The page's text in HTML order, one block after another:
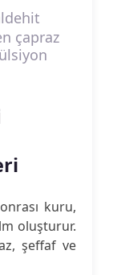
çapraz
kuru,
oluşturur.
şeffaf ve